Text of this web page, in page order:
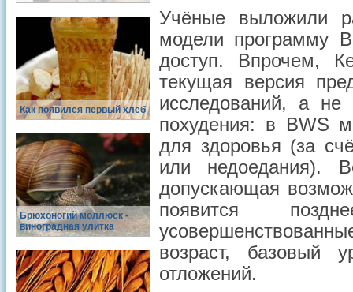
Как появился первый хлеб
Брюхоногий моллюск -
виноградная улитка
Учёные выложили
модели программу
доступ. Впрочем,
текущая версия
исследований, а не
похудения: в BWS
для здоровья (за
или недоедания).
допускающая
появится
возраст, базовый
отложений.